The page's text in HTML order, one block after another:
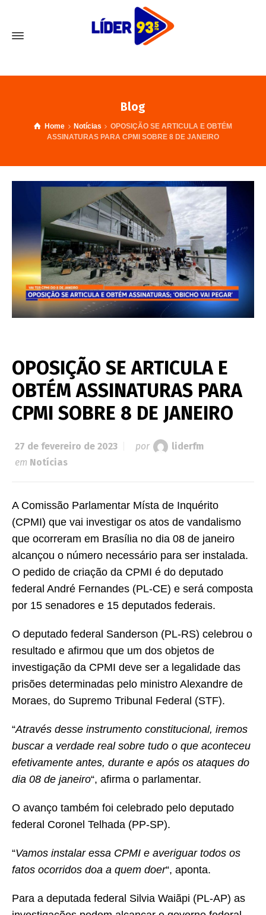
Blog
Home Notícias
OPOSIÇÃO SE ARTICULA E OBTÉM
ASSINATURAS PARA CPMI SOBRE 8 DE JANEIRO
OPOSIÇÃO SE ARTICULA E
OBTÉM ASSINATURAS PARA
CPMI SOBRE 8 DE JANEIRO
27 de fevereiro de 2023 por
liderfm
em Notícias
A Comissão Parlamentar Místa de Inquérito
(CPMI) que vai investigar os atos de vandalismo
que ocorreram em Brasília no dia 08 de janeiro
alcançou o número necessário para ser instalada.
O pedido de criação da CPMI é do deputado
federal André Fernandes (PL-CE) e será composta
por 15 senadores e 15 deputados federais.
O deputado federal Sanderson (PL-RS) celebrou o
resultado e afirmou que um dos objetos de
investigação da CPMI deve ser a legalidade das
prisões determinadas pelo ministro Alexandre de
Moraes, do Supremo Tribunal Federal (STF).
“Através desse instrumento constitucional, iremos
buscar a verdade real sobre tudo o que aconteceu
efetivamente antes, durante e após os ataques do
dia 08 de janeiro“, afirma o parlamentar.
O avanço também foi celebrado pelo deputado
federal Coronel Telhada (PP-SP).
“Vamos instalar essa CPMI e averiguar todos os
fatos ocorridos doa a quem doer“, aponta.
Para a deputada federal Silvia Waiãpi (PL-AP) as